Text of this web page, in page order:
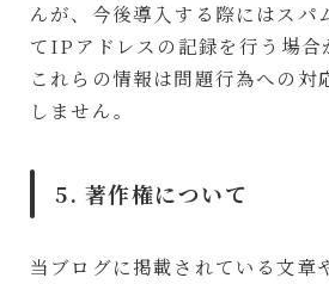
んが、今後導入する際にはスパ
てIPアドレスの記録を行う場合
これらの情報は問題行為への対
しません。
5. 著作権について
当ブログに掲載されている文章